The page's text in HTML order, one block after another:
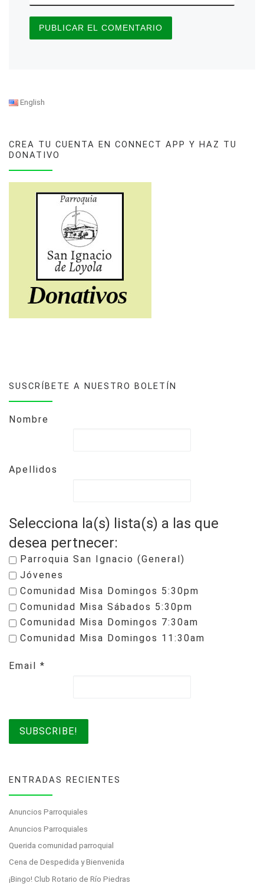
English
CREA TU CUENTA EN CONNECT APP Y HAZ TU
DONATIVO
SUSCRÍBETE A NUESTRO BOLETÍN
Nombre
Apellidos
Selecciona la(s) lista(s) a las que
desea pertnecer:
Parroquia San Ignacio (General)
Jóvenes
Comunidad Misa Domingos 5:30pm
Comunidad Misa Sábados 5:30pm
Comunidad Misa Domingos 7:30am
Comunidad Misa Domingos 11:30am
Email *
ENTRADAS RECIENTES
Anuncios Parroquiales
Anuncios Parroquiales
Querida comunidad parroquial
Cena de Despedida y Bienvenida
¡Bingo! Club Rotario de Río Piedras